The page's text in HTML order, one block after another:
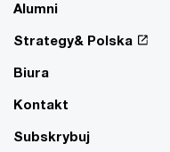
Alumni
Strategy& Polska
Biura
Kontakt
Subskrybuj